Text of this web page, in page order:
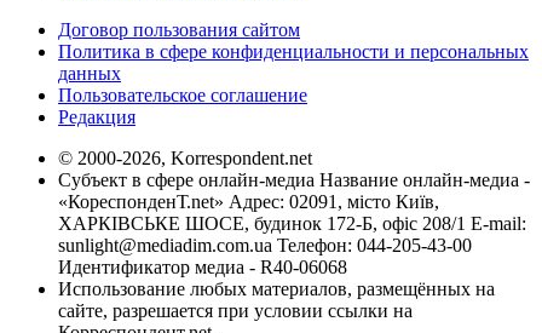
Договор пользования сайтом
Политика в сфере конфиденциальности и персональных
данных
Пользовательское соглашение
Редакция
© 2000-2026, Korrespondent.net
Субъект в сфере онлайн-медиа Название онлайн-медиа -
«КореспонденТ.net» Адрес: 02091, місто Київ,
ХАРКІВСЬКЕ ШОСЕ, будинок 172-Б, офіс 208/1 E-mail:
sunlight@mediadim.com.ua Телефон: 044-205-43-00
Идентификатор медиа - R40-06068
Использование любых материалов, размещённых на
сайте, разрешается при условии ссылки на